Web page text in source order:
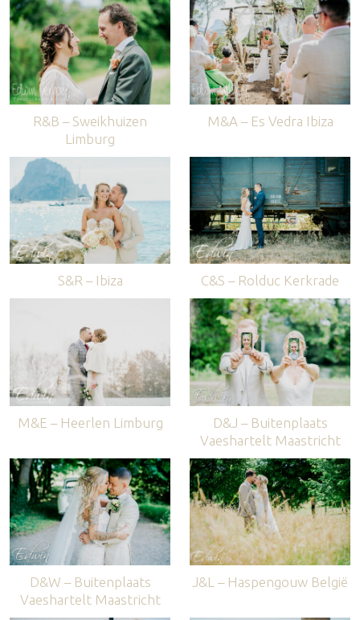
R&B – Sweikhuizen
Limburg
M&A – Es Vedra Ibiza
S&R – Ibiza C&S – Rolduc Kerkrade
M&E – Heerlen Limburg
D&J – Buitenplaats
Vaeshartelt Maastricht
D&W – Buitenplaats
Vaeshartelt Maastricht
J&L – Haspengouw België